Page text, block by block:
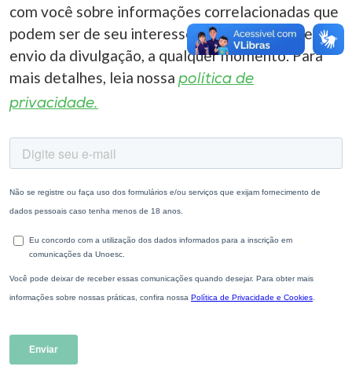
com você sobre informações correlacionadas que
podem ser de seu interesse. Você pode cancelar o
envio da divulgação, a qualquer momento. Para
mais detalhes, leia nossa política de
privacidade.